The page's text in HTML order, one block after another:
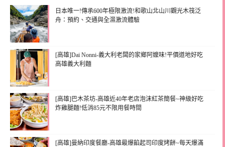
日本唯一!傳承600年極限激流!和歌山北山川觀光木筏泛
舟：預約、交通與全濕激流體驗
[高雄]Dai Nonni-義大利老闆的家鄉阿嬤味!平價道地好吃
高雄義大利麵
[高雄]巴木茶坊-高雄近40年老店泡沫紅茶簡餐~神級好吃
炸雞腿麵!低消85元不限用餐時間
[高雄]曼納印度餐廳-高雄最爆餡起司印度烤餅~每天爆滿